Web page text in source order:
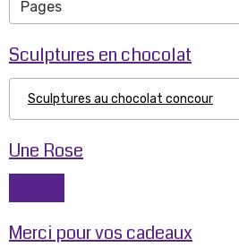
Sculptures en chocolat
Sculptures au chocolat concour
Une Rose
Merci pour vos cadeaux